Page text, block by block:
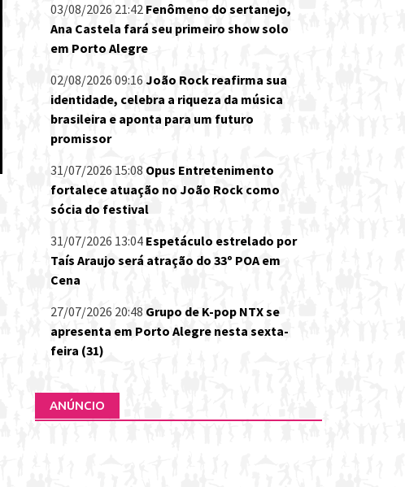
03/08/2026 21:42 Fenômeno do sertanejo,
Ana Castela fará seu primeiro show solo
em Porto Alegre
02/08/2026 09:16 João Rock reafirma sua
identidade, celebra a riqueza da música
brasileira e aponta para um futuro
promissor
31/07/2026 15:08 Opus Entretenimento
fortalece atuação no João Rock como
sócia do festival
31/07/2026 13:04 Espetáculo estrelado por
Taís Araujo será atração do 33º POA em
Cena
27/07/2026 20:48 Grupo de K-pop NTX se
apresenta em Porto Alegre nesta sexta-
feira (31)
ANÚNCIO